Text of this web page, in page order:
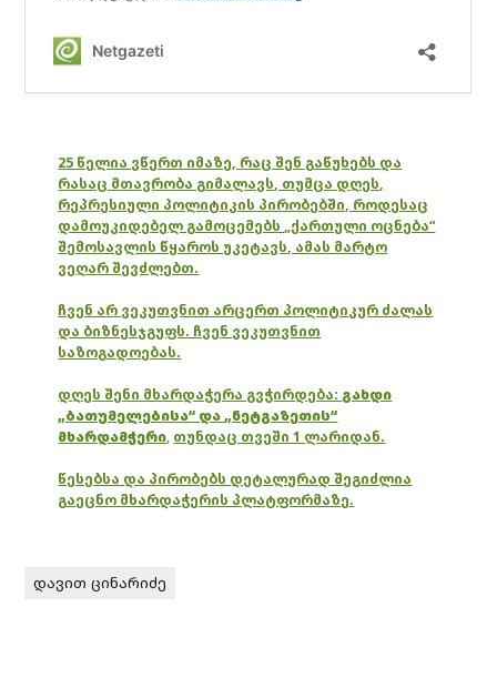
25 წელია ვწერთ იმაზე, რაც შენ გაწუხებს და
რასაც მთავრობა გიმალავს, თუმცა დღეს,
რეპრესიული პოლიტიკის პირობებში, როდესაც
დამოუკიდებელ გამოცემებს „ქართული ოცნება“
შემოსავლის წყაროს უკეტავს, ამას მარტო
ვეღარ შევძლებთ.
ჩვენ არ ვეკუთვნით არცერთ პოლიტიკურ ძალას
და ბიზნესჯგუფს. ჩვენ ვეკუთვნით
საზოგადოებას.
დღეს შენი მხარდაჭერა გვჭირდება: გახდი
„ბათუმელებისა“ და „ნეტგაზეთის“
მხარდამჭერი, თუნდაც თვეში 1 ლარიდან.
წესებსა და პირობებს დეტალურად შეგიძლია
გაეცნო მხარდაჭერის პლატფორმაზე.
დავით ცინარიძე